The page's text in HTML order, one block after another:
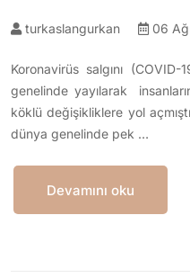
turkaslangurkan 06
Koronavirüs salgını
genelinde yayılarak
köklü değişikliklere yol
dünya genelinde pek …
Devamını oku